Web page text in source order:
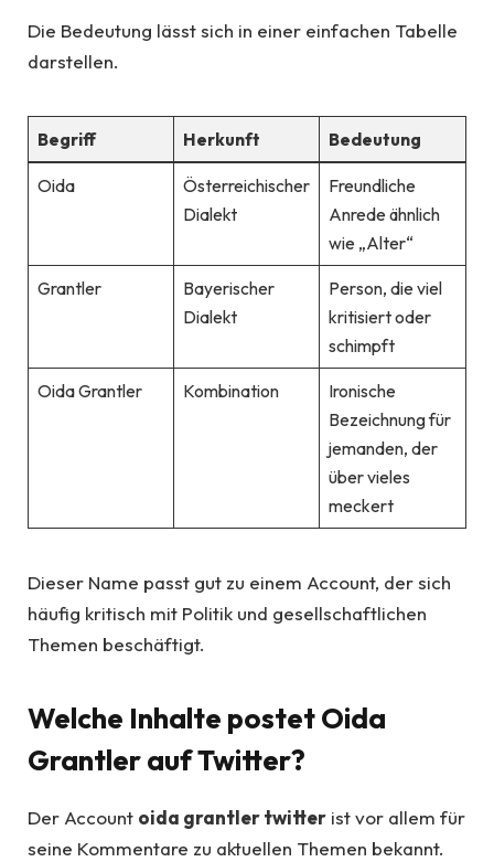
Die Bedeutung lässt sich in einer einfachen Tabelle
darstellen.
Begriff Herkunft Bedeutung
Oida
Österreichischer
Dialekt
Freundliche
Anrede ähnlich
wie „Alter“
Grantler
Bayerischer
Dialekt
Person, die viel
kritisiert oder
schimpft
Oida Grantler Kombination
Ironische
Bezeichnung für
jemanden, der
über vieles
meckert
Dieser Name passt gut zu einem Account, der sich
häufig kritisch mit Politik und gesellschaftlichen
Themen beschäftigt.
Welche Inhalte postet Oida
Grantler auf Twitter?
Der Account oida grantler twitter ist vor allem für
seine Kommentare zu aktuellen Themen bekannt.